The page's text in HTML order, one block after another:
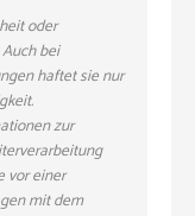
oder
bei
haftet sie nur
zur
vor einer
mit dem